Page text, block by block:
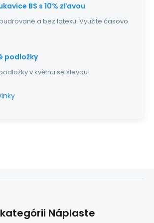
BS s 10% zľavou
a bez latexu. Využite časovo
podložky
v květnu se slevou!
Náplaste